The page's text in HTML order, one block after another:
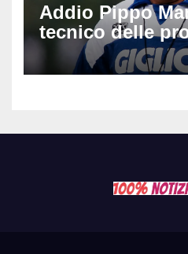
Addio Pippo
tecnico delle
scritto pagine
del nostro